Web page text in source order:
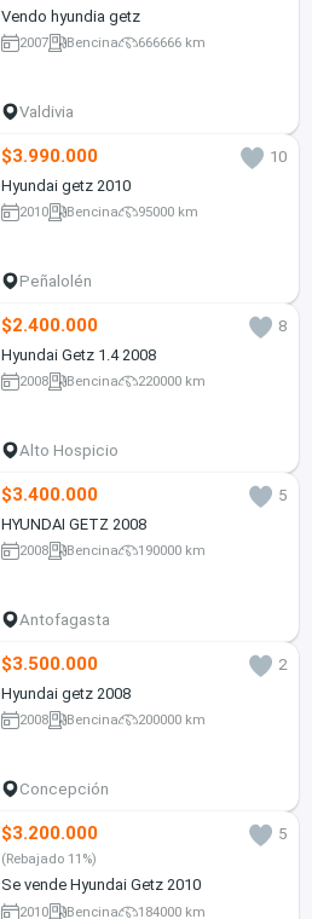
Vendo hyundia getz
2007 Bencina 666666 km
Valdivia
$3.990.000
10
Hyundai getz 2010
2010 Bencina 95000 km
Peñalolén
$2.400.000
8
Hyundai Getz 1.4 2008
2008 Bencina 220000 km
Alto Hospicio
$3.400.000
5
HYUNDAI GETZ 2008
2008 Bencina 190000 km
Antofagasta
$3.500.000
2
Hyundai getz 2008
2008 Bencina 200000 km
Concepción
$3.200.000 5
(Rebajado 11%)
Se vende Hyundai Getz 2010
2010 Bencina 184000 km